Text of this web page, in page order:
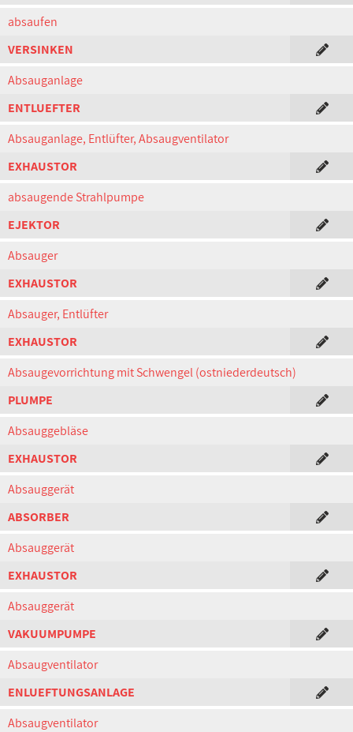
absaufen
VERSINKEN
Absauganlage
ENTLUEFTER
Absauganlage, Entlüfter, Absaugventilator
EXHAUSTOR
absaugende Strahlpumpe
EJEKTOR
Absauger
EXHAUSTOR
Absauger, Entlüfter
EXHAUSTOR
Absaugevorrichtung mit Schwengel (ostniederdeutsch)
PLUMPE
Absauggebläse
EXHAUSTOR
Absauggerät
ABSORBER
Absauggerät
EXHAUSTOR
Absauggerät
VAKUUMPUMPE
Absaugventilator
ENLUEFTUNGSANLAGE
Absaugventilator